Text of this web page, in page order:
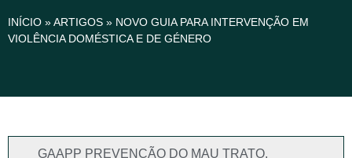
INÍCIO »ARTIGOS » NOVO GUIA PARA INTERVENÇÃO EM
VIOLÊNCIA DOMÉSTICA E DE GÉNERO
GAAPP PREVENÇÃO DO MAU TRATO,